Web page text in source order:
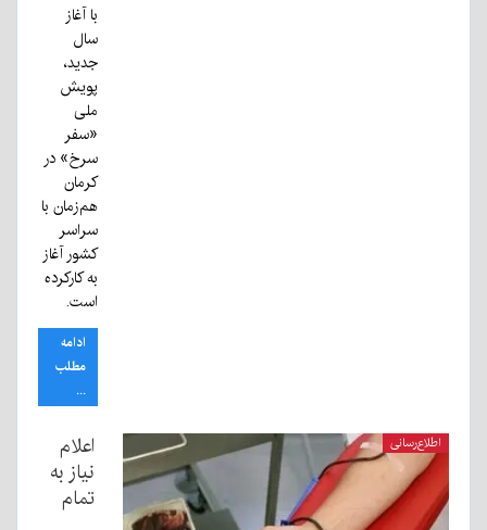
با آغاز
سال
جدید،
پویش
ملی
«سفر
سرخ» در
کرمان
هم‌زمان با
سراسر
کشور آغاز
به کارکرده
است.
ادامه
مطلب
...
اطلاع‌رسانی
اعلام
نیاز به
تمام